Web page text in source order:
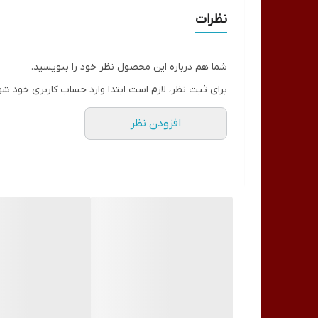
نظرات
شما هم درباره این محصول نظر خود را بنویسید.
برای ثبت نظر، لازم است ابتدا وارد حساب کاربری خود
افزودن نظر